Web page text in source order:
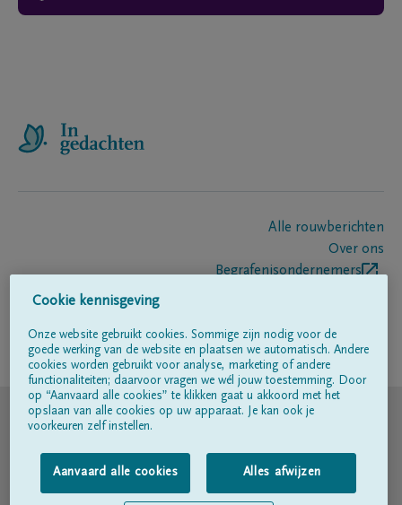
Alle rouwberichten
Over ons
Begrafenisondernemers
Volg ons op
© DELA
Gebruiksvoorwaarden
Privacyverklaring
Cookie kennisgeving
Onze website gebruikt cookies. Sommige zijn nodig voor de
goede werking van de website en plaatsen we automatisch. Andere
cookies worden gebruikt voor analyse, marketing of andere
functionaliteiten; daarvoor vragen we wél jouw toestemming. Door
op “Aanvaard alle cookies” te klikken gaat u akkoord met het
opslaan van alle cookies op uw apparaat. Je kan ook je
voorkeuren zelf instellen.
Aanvaard alle cookies Alles afwijzen